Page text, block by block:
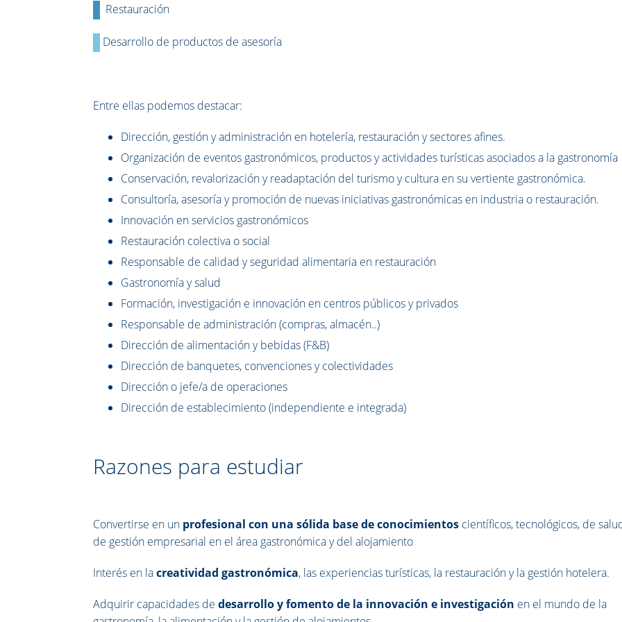
Restauración
Desarrollo de productos de asesoría
Entre ellas podemos destacar:
Dirección, gestión y administración en hotelería, restauración y sectores afines.
Organización de eventos gastronómicos, productos y actividades turísticas asociados a la gastronomía
Conservación, revalorización y readaptación del turismo y cultura en su vertiente gastronómica.
Consultoría, asesoría y promoción de nuevas iniciativas gastronómicas en industria o restauración.
Innovación en servicios gastronómicos
Restauración colectiva o social
Responsable de calidad y seguridad alimentaria en restauración
Gastronomía y salud
Formación, investigación e innovación en centros públicos y privados
Responsable de administración (compras, almacén..)
Dirección de alimentación y bebidas (F&B)
Dirección de banquetes, convenciones y colectividades
Dirección o jefe/a de operaciones
Dirección de establecimiento (independiente e integrada)
Razones para estudiar
Convertirse en un profesional con una sólida base de conocimientos científicos, tecnológicos, de
de gestión empresarial en el área gastronómica y del alojamiento
Interés en lacreatividad gastronómica, las experiencias turísticas, la restauración y la gestión hotelera.
Adquirir capacidades dedesarrollo y fomento de la innovación e investigación en el mundo de la